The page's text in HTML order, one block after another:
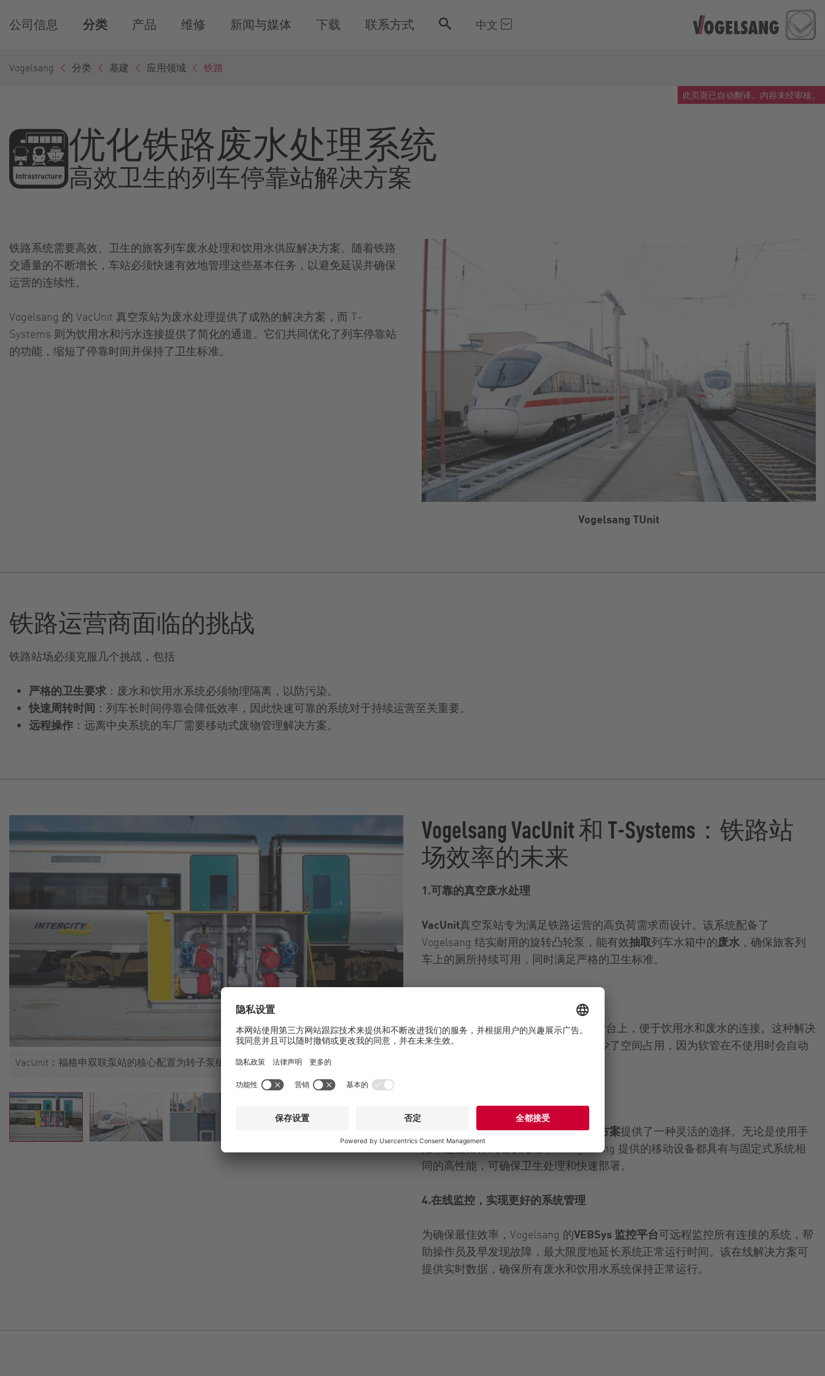
公司信息 分类 产品 维修 新闻与媒体 下载 联系方式 中文
Vogelsang 分类 基建 应用领域 铁路
此页面已自动翻译。内容未经审核。
优化铁路废水处理系统
高效卫生的列车停靠站解决方案
铁路系统需要高效、卫生的旅客列车废水处理和饮用水供应解决方案。随着铁路
交通量的不断增长，车站必须快速有效地管理这些基本任务，以避免延误并确保
运营的连续性。
Vogelsang 的 VacUnit 真空泵站为废水处理提供了成熟的解决方案，而 T-
Systems 则为饮用水和污水连接提供了简化的通道。它们共同优化了列车停靠站
的功能，缩短了停靠时间并保持了卫生标准。
Vogelsang TUnit
铁路运营商面临的挑战
铁路站场必须克服几个挑战，包括
严格的卫生要求 ：废水和饮用水系统必须物理隔离，以防污染。
快速周转时间 ：列车长时间停靠会降低效率，因此快速可靠的系统对于持续运营至关重要。
远程操作 ：远离中央系统的车厂需要移动式废物管理解决方案。
VacUnit：福格申双联泵站的核心配置为转子泵组
Vogelsang VacUnit 和 T-Systems：铁路站
场效率的未来
1.可靠的真空废水处理
VacUnit真空泵站专为满足铁路运营的高负荷需求而设计。该系统配备了
Vogelsang 结实耐用的旋转凸轮泵，能有效抽取列车水箱中的废水 ，确保旅客列
车上的厕所持续可用，同时满足严格的卫生标准。
Vogelsang 的TUnits直接安装在铁路站台上，便于饮用水和废水的连接。这种解决
方案在确保安全的同时最大限度地减少了空间占用，因为软管在不使用时会自动
对于没有固定系统的仓库，移动解决方案提供了一种灵活的选择。无论是使用手
推车还是自行式垃圾处理车，Vogelsang 提供的移动设备都具有与固定式系统相
同的高性能，可确保卫生处理和快速部署。
4.在线监控，实现更好的系统管理
为确保最佳效率，Vogelsang 的VEBSys 监控平台可远程监控所有连接的系统，帮
助操作员及早发现故障，最大限度地延长系统正常运行时间。该在线解决方案可
提供实时数据，确保所有废水和饮用水系统保持正常运行。